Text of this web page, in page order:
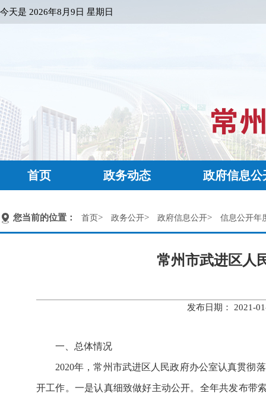
今天是 2026年8月9日 星期日
首页 政务动态 政府信息公
您当前的位置： 首页> 政务公开> 政府信息公开> 信息公开年
常州市武进区人
发布日期： 2021-
一、总体情况
2020年，常州市武进区人民政府办公室认真贯彻
开工作。一是认真细致做好主动公开。全年共发布带